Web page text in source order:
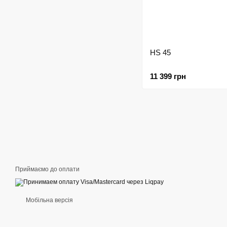
HS 45
11 399 грн
Приймаємо до оплати
Мобільна версія